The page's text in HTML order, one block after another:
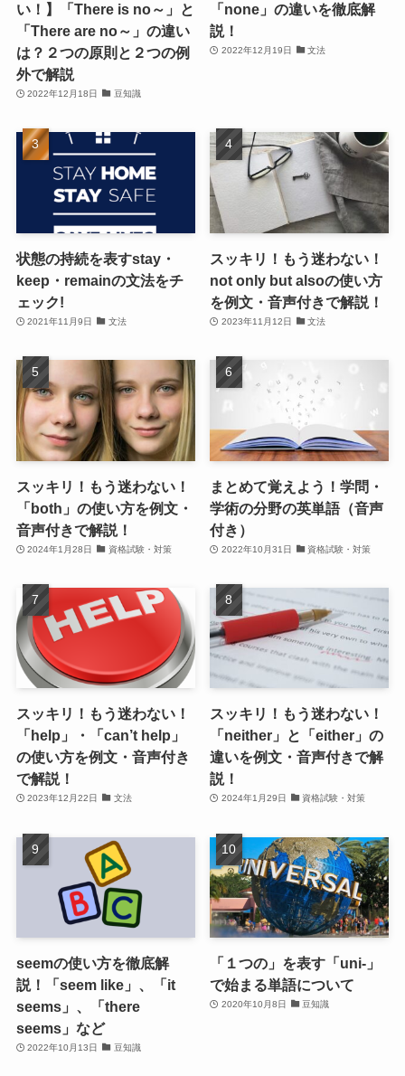
い！】「There is no～」と
「There are no～」の違い
は？２つの原則と２つの例
外で解説
2022年12月18日 豆知識
「none」の違いを徹底解
説！
2022年12月19日 文法
状態の持続を表すstay・
keep・remainの文法をチ
ェック!
2021年11月9日 文法
スッキリ！もう迷わない！
not only but alsoの使い方
を例文・音声付きで解説！
2023年11月12日 文法
スッキリ！もう迷わない！
「both」の使い方を例文・
音声付きで解説！
2024年1月28日 資格試験・対策
まとめて覚えよう！学問・
学術の分野の英単語（音声
付き）
2022年10月31日 資格試験・対策
スッキリ！もう迷わない！
「help」・「can’t help」
の使い方を例文・音声付き
で解説！
2023年12月22日 文法
スッキリ！もう迷わない！
「neither」と「either」の
違いを例文・音声付きで解
説！
2024年1月29日 資格試験・対策
seemの使い方を徹底解
説！「seem like」、「it
seems」、「there
seems」など
2022年10月13日 豆知識
「１つの」を表す「uni-」
で始まる単語について
2020年10月8日 豆知識